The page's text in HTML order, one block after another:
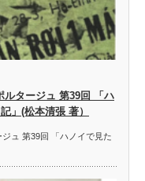
ルタージュ 第39回 「ハ
」(松本清張 著）
ュ 第39回 「ハノイで見た